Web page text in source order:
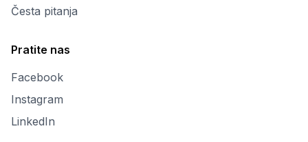
Česta pitanja
Pratite nas
Facebook
Instagram
LinkedIn